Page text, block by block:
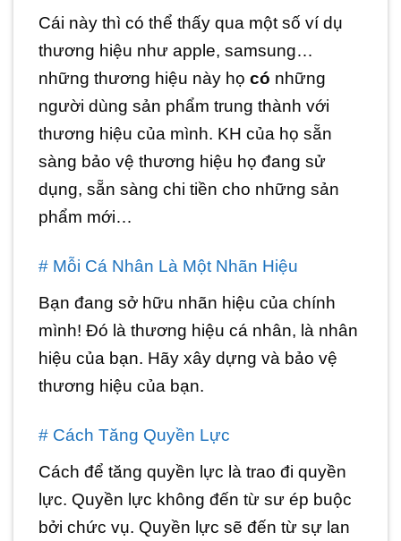
Cái này thì có thể thấy qua một số ví dụ
thương hiệu như apple, samsung…
những thương hiệu này họcó những
người dùng sản phẩm trung thành với
thương hiệu của mình. KH của họ sẵn
sàng bảo vệ thương hiệu họ đang sử
dụng, sẵn sàng chi tiền cho những sản
phẩm mới…
# Mỗi Cá Nhân Là Một Nhãn Hiệu
Bạn đang sở hữu nhãn hiệu của chính
mình! Đó là thương hiệu cá nhân, là nhân
hiệu của bạn. Hãy xây dựng và bảo vệ
thương hiệu của bạn.
# Cách Tăng Quyền Lực
Cách để tăng quyền lực là trao đi quyền
lực. Quyền lực không đến từ sư ép buộc
bởi chức vụ. Quyền lực sẽ đến từ sự lan